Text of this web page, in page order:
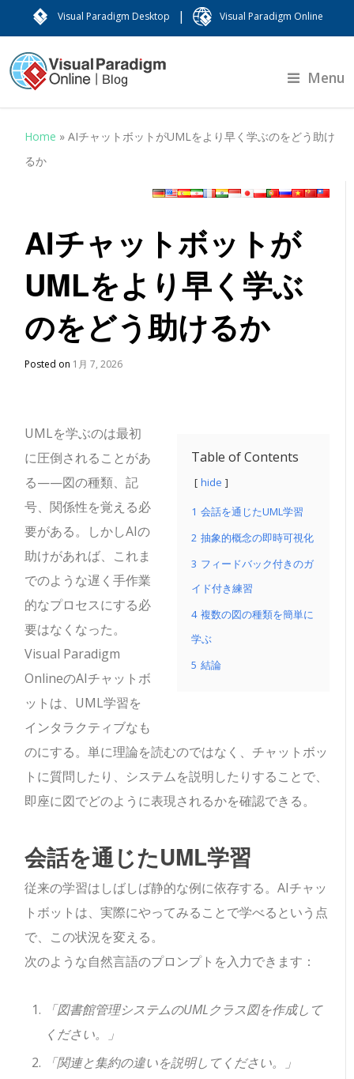
Visual Paradigm Desktop | Visual Paradigm Online
Menu
Home »AIチャットボットがUMLをより早く学ぶのをどう助け
るか
AIチャットボットが
UMLをより早く学ぶ
のをどう助けるか
Posted on 1月 7, 2026
Table of Contents
hide
1 会話を通じたUML学習
2 抽象的概念の即時可視化
3 フィードバック付きのガ
イド付き練習
4 複数の図の種類を簡単に
学ぶ
5 結論
UMLを学ぶのは最初
に圧倒されることがあ
る——図の種類、記
号、関係性を覚える必
要がある。しかしAIの
助けがあれば、これま
でのような遅く手作業
的なプロセスにする必
要はなくなった。
Visual Paradigm
OnlineのAIチャットボ
ットは、UML学習を
インタラクティブなも
のにする。単に理論を読むのではなく、チャットボッ
トに質問したり、システムを説明したりすることで、
即座に図でどのように表現されるかを確認できる。
会話を通じたUML学習
従来の学習はしばしば静的な例に依存する。AIチャッ
トボットは、実際にやってみることで学べるという点
で、この状況を変える。
次のような自然言語のプロンプトを入力できます：
「図書館管理システムのUMLクラス図を作成して
ください。」
「関連と集約の違いを説明してください。」